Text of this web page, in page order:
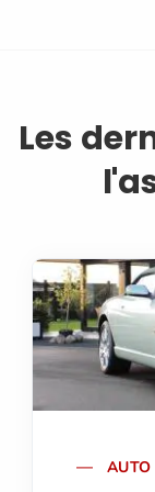
Les
AUTO